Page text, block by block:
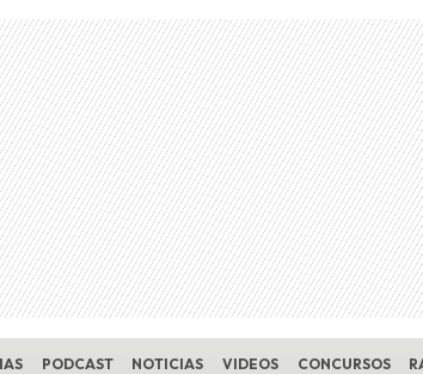
PODCAST NOTICIAS VIDEOS CONCURSOS